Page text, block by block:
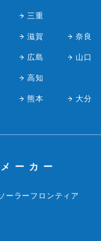
三重
滋賀 奈良
広島 山口
高知
熊本 大分
メーカー
ーラーフロンティア